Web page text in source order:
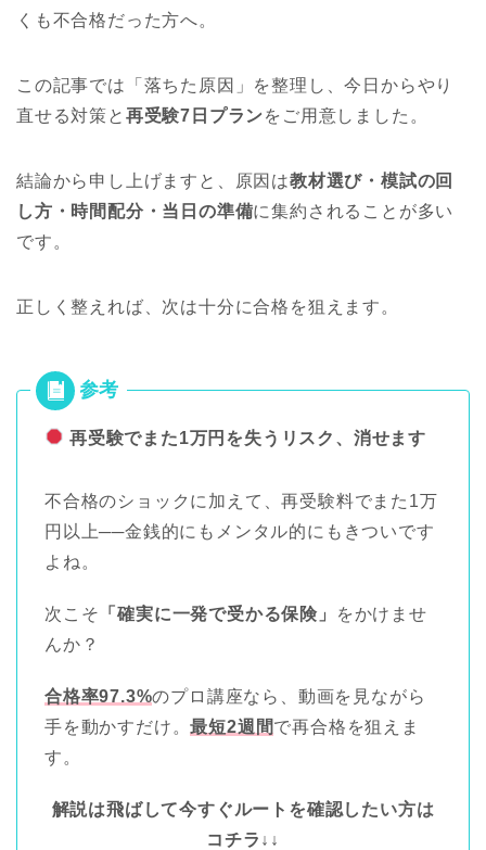
くも不合格だった方へ。
この記事では「落ちた原因」を整理し、今日からやり
直せる対策と 再受験7日プランをご用意しました。
結論から申し上げますと、原因は教材選び・模試の回
し方・時間配分・当日の準備に集約されることが多い
です。
正しく整えれば、次は十分に合格を狙えます。
再受験でまた1万円を失うリスク、消せます
不合格のショックに加えて、再受験料でまた1万
円以上──金銭的にもメンタル的にもきついです
よね。
次こそ 「確実に一発で受かる保険」
をかけませ
んか？
合格率97.3%のプロ講座なら、動画を見ながら
手を動かすだけ。最短2週間で再合格を狙えま
す。
解説は飛ばして今すぐルートを確認したい方は
コチラ↓↓